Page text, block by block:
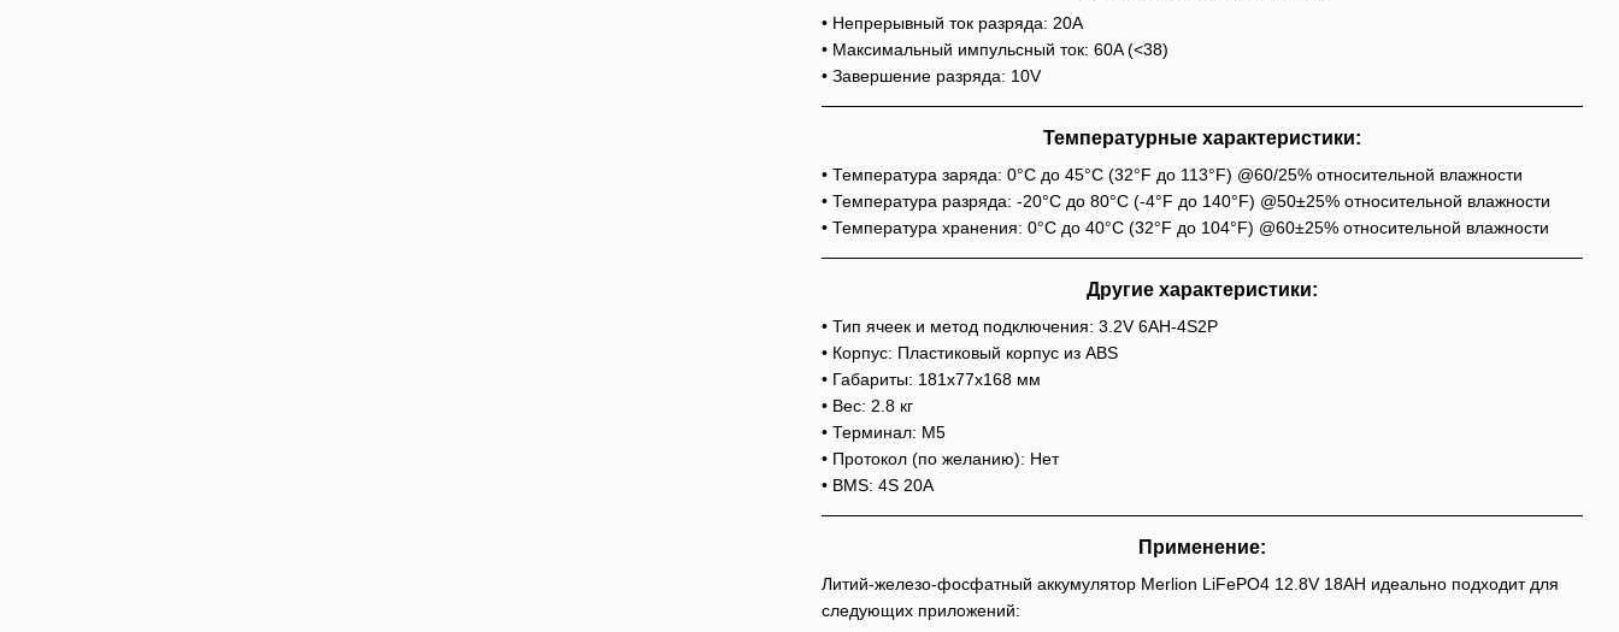
• Непрерывный ток разряда: 20A
• Максимальный импульсный ток: 60A (<38)
• Завершение разряда: 10V
Температурные характеристики:
• Температура заряда: 0°C до 45°C (32°F до 113°F) @60/25% относительной влажности
• Температура разряда: -20°C до 80°C (-4°F до 140°F) @50±25% относительной влажности
• Температура хранения: 0°C до 40°C (32°F до 104°F) @60±25% относительной влажности
Другие характеристики:
• Тип ячеек и метод подключения: 3.2V 6AH-4S2P
• Корпус: Пластиковый корпус из ABS
• Габариты: 181x77x168 мм
• Вес: 2.8 кг
• Терминал: М5
• Протокол (по желанию): Нет
• BMS: 4S 20A
Применение:
Литий-железо-фосфатный аккумулятор Merlion LiFePO4 12.8V 18AH идеально подходит для
следующих приложений: